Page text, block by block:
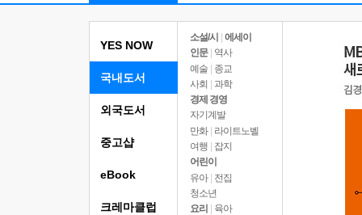
YES NOW
국내도서
소설/시
에세이
인문
역사
예술 | 종교
사회 | 과학
경제 경영
자기계발
만화 | 라이트노벨
여행
잡지
어린이
유아 | 전집
청소년
요리
육아
외국도서
중고샵
eBook
크레마클럽